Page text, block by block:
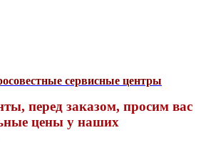
сервисные центры
перед заказом, просим вас
цены у наших